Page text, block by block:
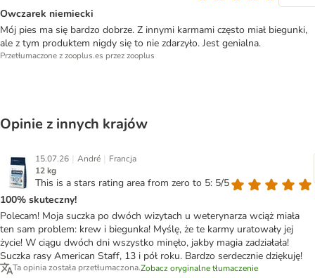
Owczarek niemiecki
Mój pies ma się bardzo dobrze. Z innymi karmami często miał biegunki,
ale z tym produktem nigdy się to nie zdarzyło. Jest genialna.
Przetłumaczone z zooplus.es przez zooplus
Opinie z innych krajów
15.07.26 | André | Francja
12 kg
This is a stars rating area from zero to 5: 5/5
100% skuteczny!
Polecam! Moja suczka po dwóch wizytach u weterynarza wciąż miała
ten sam problem: krew i biegunka! Myślę, że te karmy uratowały jej
życie! W ciągu dwóch dni wszystko minęło, jakby magia zadziałała!
Suczka rasy American Staff, 13 i pół roku. Bardzo serdecznie dziękuję!
Ta opinia została przetłumaczona.Zobacz oryginalne tłumaczenie